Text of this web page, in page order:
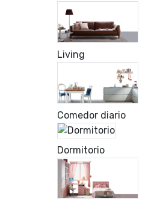
Living
Comedor diario
Dormitorio